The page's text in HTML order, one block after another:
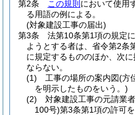
第2条
この規則 において使用
る用語の例による。
(対象建設工事の届出)
第3条
法第10条第1項の規定
ようとする者は、省令第2条
に規定するもののほか、次
ならない。
(1)
工事の場所の案内図(方
を明示したものをいう。)
(2)
対象建設工事の元請業
100号)第3条第1項の許可